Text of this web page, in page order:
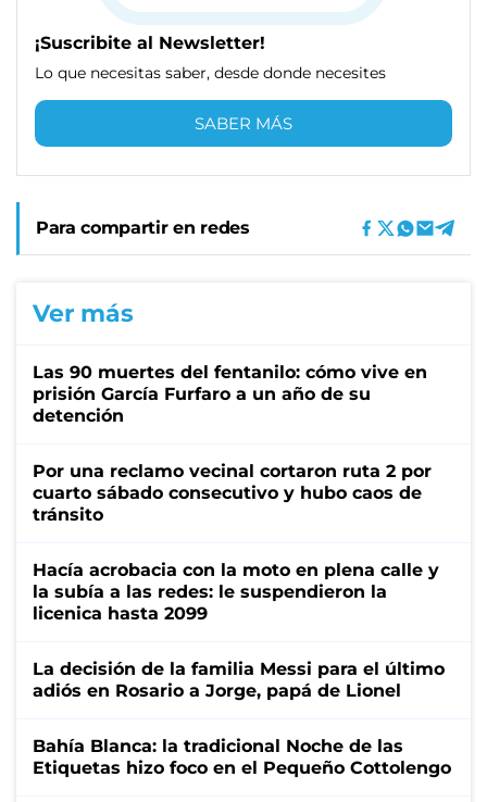
¡Suscribite al Newsletter!
Lo que necesitas saber, desde donde necesites
SABER MÁS
Para compartir en redes
Ver más
Las 90 muertes del fentanilo: cómo vive en
prisión García Furfaro a un año de su
detención
Por una reclamo vecinal cortaron ruta 2 por
cuarto sábado consecutivo y hubo caos de
tránsito
Hacía acrobacia con la moto en plena calle y
la subía a las redes: le suspendieron la
licenica hasta 2099
La decisión de la familia Messi para el último
adiós en Rosario a Jorge, papá de Lionel
Bahía Blanca: la tradicional Noche de las
Etiquetas hizo foco en el Pequeño Cottolengo